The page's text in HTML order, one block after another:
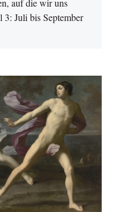
3: Juli bis September